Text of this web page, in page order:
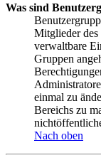
Was sind
Mitglieder
verwaltbare
Gruppen
einmal zu
Bereichs zu
Nach oben